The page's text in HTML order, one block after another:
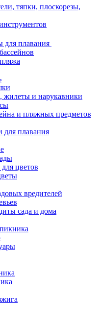
тяпки, плоскорезы,
для плавания
жилеты и нарукавники
и пляжных предметов
для плавания
цветов
вредителей
сада и дома